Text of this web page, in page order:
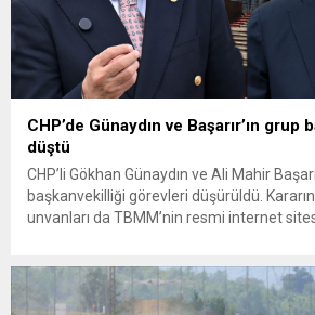
CHP’de Günaydın ve Başarır’ın grup
düştü
CHP’li Gökhan Günaydın ve Ali Mahir
başkanvekilliği görevleri düşürüldü.
unvanları da TBMM’nin resmi internet
çıkarma cezası uygulanmak üzere
(YDK) sevk edilen ve partideki tüm